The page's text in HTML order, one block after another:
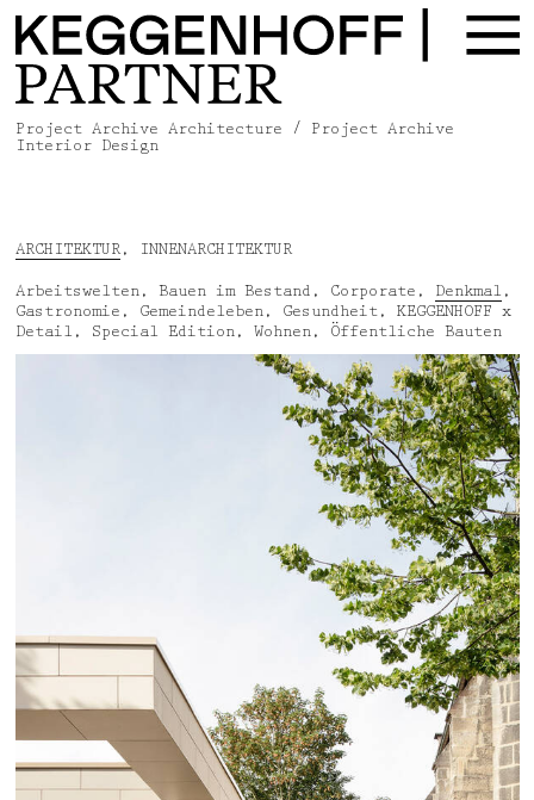
Von innen nach außen, von außen zurück:
KEGGENHOFF | PARTNER
Jury & Wettbewerbe
Jobs
Datenschutz
Impressum
Deutsch English
Project Archive Architecture / Project Archive
Interior Design
ARCHITEKTUR, INNENARCHITEKTUR
Arbeitswelten, Bauen im Bestand , Corporate , Denkmal ,
Gastronomie , Gemeindeleben, Gesundheit, KEGGENHOFF x
Detail , Special Edition, Wohnen, Öffentliche Bauten